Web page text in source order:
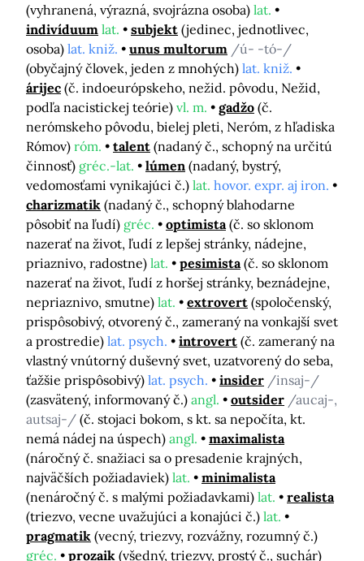
(vyhranená, výrazná, svojrázna osoba) lat.
indivíduum lat. subjekt (jedinec, jednotlivec,
osoba) lat. kniž. unus multorum /ú- -tó-/
(obyčajný človek, jeden z mnohých) lat. kniž.
árijec (č. indoeurópskeho, nežid. pôvodu, Nežid,
podľa nacistickej teórie) vl. m. gadžo (č.
nerómskeho pôvodu, bielej pleti, Neróm, z hľadiska
Rómov) róm. talent (nadaný č., schopný na určitú
činnosť) gréc.-lat. lúmen (nadaný, bystrý,
vedomosťami vynikajúci č.) lat. hovor. expr. aj iron.
charizmatik (nadaný č., schopný blahodarne
pôsobiť na ľudí) gréc. optimista (č. so sklonom
nazerať na život, ľudí z lepšej stránky, nádejne,
priaznivo, radostne) lat. pesimista (č. so sklonom
nazerať na život, ľudí z horšej stránky, beznádejne,
nepriaznivo, smutne) lat. extrovert (spoločenský,
prispôsobivý, otvorený č., zameraný na vonkajší svet
a prostredie) lat. psych. introvert (č. zameraný na
vlastný vnútorný duševný svet, uzatvorený do seba,
ťažšie prispôsobivý) lat. psych. insider /insaj-/
(zasvätený, informovaný č.) angl. outsider /aucaj-,
autsaj-/ (č. stojaci bokom, s kt. sa nepočíta, kt.
nemá nádej na úspech) angl.
maximalista
(náročný č. snažiaci sa o presadenie krajných,
najväčších požiadaviek) lat.
minimalista
(nenáročný č. s malými požiadavkami) lat.
realista
(triezvo, vecne uvažujúci a konajúci č.) lat.
pragmatik (vecný, triezvy, rozvážny, rozumný č.)
gréc.
prozaik (všedný, triezvy, prostý č., suchár)